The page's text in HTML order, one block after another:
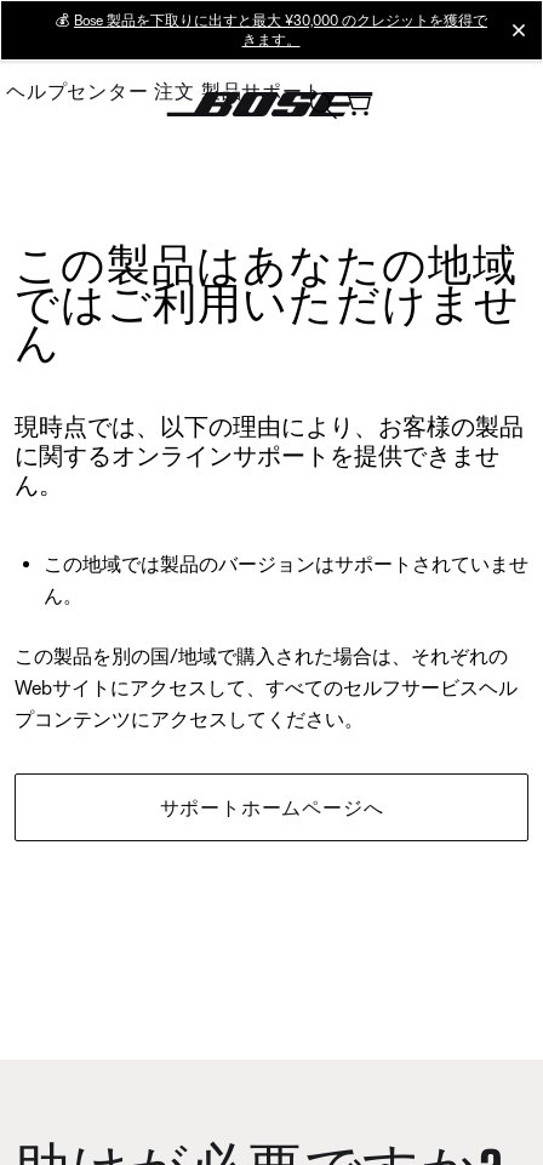
Main
💰 Bose 製品を下取りに出すと最大 ¥30,000 のクレジットを獲得で
きます。
ヘルプセンター 注文 製品サポート
この製品はあなたの地域
ではご利用いただけませ
ん
現時点では、以下の理由により、お客様の製品
に関するオンラインサポートを提供できませ
ん。
この地域では製品のバージョンはサポートされていませ
ん。
この製品を別の国/地域で購入された場合は、それぞれの
Webサイトにアクセスして、すべてのセルフサービスヘル
プコンテンツにアクセスしてください。
サポートホームページへ